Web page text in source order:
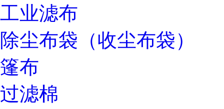
工业滤布
除尘布袋（收尘布袋）
篷布
过滤棉